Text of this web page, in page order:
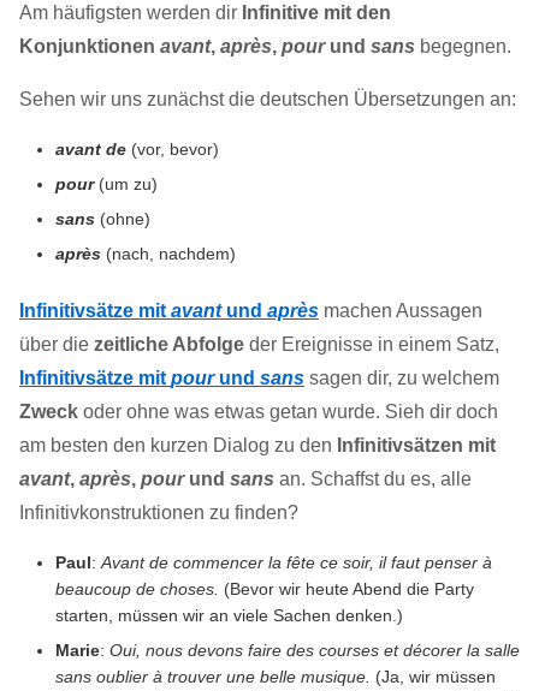
Am häufigsten werden dir Infinitive mit den
Konjunktionen avant, après, pourund sans begegnen.
Sehen wir uns zunächst die deutschen Übersetzungen an:
avant de (vor, bevor)
pour(um zu)
sans (ohne)
après (nach, nachdem)
Infinitivsätze mit avantund après machen Aussagen
über die zeitliche Abfolge der Ereignisse in einem Satz,
Infinitivsätze mit pourund sans sagen dir, zu welchem
Zweck oder ohne was etwas getan wurde. Sieh dir doch
am besten den kurzen Dialog zu den Infinitivsätzen mit
avant, après, pourund sans an. Schaffst du es, alle
Infinitivkonstruktionen zu finden?
Paul: Avant de commencer la fête ce soir, il faut penser à
beaucoup de choses. (Bevor wir heute Abend die Party
starten, müssen wir an viele Sachen denken.)
Marie: Oui, nous devons faire des courses et décorer la salle
sans oublier à trouver une belle musique. (Ja, wir müssen